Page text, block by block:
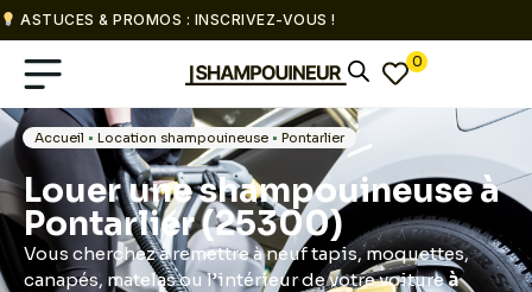
ASTUCES & PROMOS : INSCRIVEZ-VOUS !
0
Accueil • Location shampouineuse • Pontarlier
Louer une shampouineuse à
Pontarlier (25300)
Vous cherchez à remettre à neuf tapis, moquettes,
canapés, matelas ou l’intérieur de votre voitureà